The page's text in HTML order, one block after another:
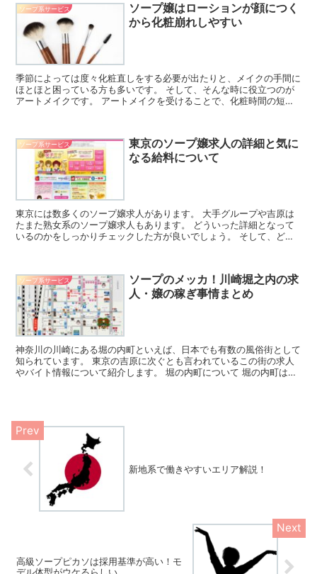
ソープ系サービス
ソープ嬢はローションが顔につく
から化粧崩れしやすい
季節によっては度々化粧直しをする必要が出たりと、メイクの手間に
ほとほと困っている方も多いです。 そして、そんな時に役立つのが
アートメイクです。 アートメイクを受けることで、化粧時間の短縮
ソープ系サービス
東京のソープ嬢求人の詳細と気に
なる給料について
東京には数多くのソープ嬢求人があります。 大手グループや吉原は
たまた熟女系のソープ嬢求人もあります。 どういった詳細となって
いるのかをしっかりチェックした方が良いでしょう。 そして、どう
ソープ系サービス
ソープのメッカ！川崎堀之内の求
人・嬢の稼ぎ事情まとめ
神奈川の川崎にある堀の内町といえば、日本でも有数の風俗街として
知られています。 東京の吉原に次ぐとも言われているこの街の求人
やバイト情報について紹介します。 堀の内町について 堀の内町は、
新地系で働きやすいエリア解説！
高級ソープピカソは採用基準が高い！モ